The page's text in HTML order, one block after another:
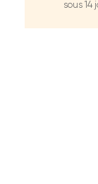
sous 14